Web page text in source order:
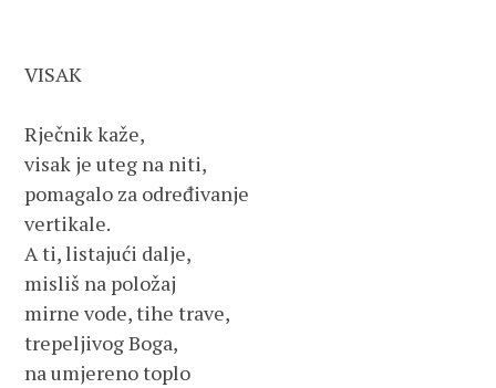
VISAK
Rječnik kaže,
visak je uteg na niti,
pomagalo za određivanje
vertikale.
A ti, listajući dalje,
misliš na položaj
mirne vode, tihe trave,
trepeljivog Boga,
na umjereno toplo